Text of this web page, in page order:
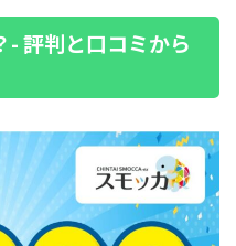
- 評判と口コミから